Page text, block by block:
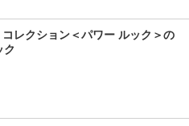
レクション＜パワー ルック＞の
ク